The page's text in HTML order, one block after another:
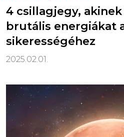
4 csillagjegy,
brutális energiákat
sikerességéhez
2025.02.01.